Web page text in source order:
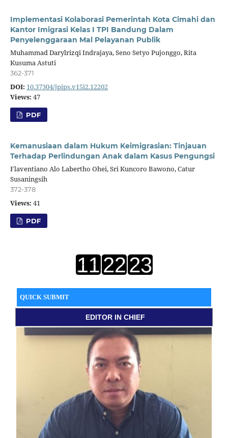
Implementasi Kolaborasi Pemerintah Kota Cimahi dan
Kantor Imigrasi Kelas I TPI Bandung Dalam
Penyelenggaraan Mal Pelayanan Publik
Muhammad Darylrizqi Indrajaya, Seno Setyo Pujonggo, Rita
Kusuma Astuti
362-371
DOI: 10.37304/jpips.v15i2.12202
Views: 47
PDF
Kemanusiaan dalam Hukum Keimigrasian: Tinjauan
Terhadap Perlindungan Anak dalam Kasus Pengungsi
Flaventiano Alo Labertho Ohei, Sri Kuncoro Bawono, Catur
Susaningsih
372-378
Views: 41
PDF
QUICK SUBMIT
EDITORIN CHIEF